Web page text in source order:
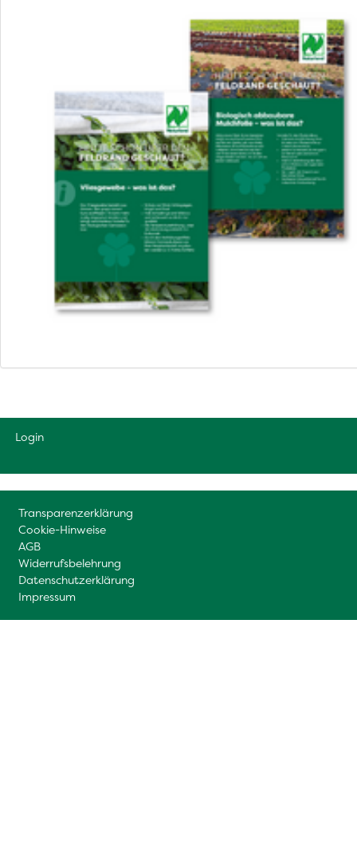
Login
Transparenzerklärung
Cookie-Hinweise
AGB
Widerrufsbelehrung
Datenschutzerklärung
Impressum